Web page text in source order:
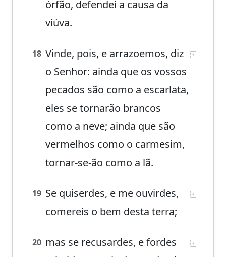
órfão, defendei a causa da
viúva.
18 Vinde, pois, e arrazoemos, diz
o Senhor: ainda que os vossos
pecados são como a escarlata,
eles se tornarão brancos
como a neve; ainda que são
vermelhos como o carmesim,
tornar-se-ão como a lã.
19 Se quiserdes, e me ouvirdes,
comereis o bem desta terra;
20 mas se recusardes, e fordes